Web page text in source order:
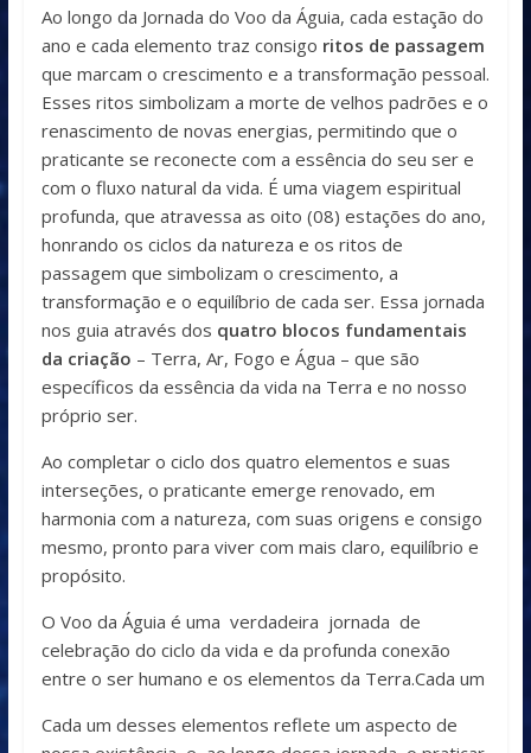
Ao longo da Jornada do Voo da Águia, cada estação do
ano e cada elemento traz consigo ritos de passagem
que marcam o crescimento e a transformação pessoal.
Esses ritos simbolizam a morte de velhos padrões e o
renascimento de novas energias, permitindo que o
praticante se reconecte com a essência do seu ser e
com o fluxo natural da vida. É uma viagem espiritual
profunda, que atravessa as oito (08) estações do ano,
honrando os ciclos da natureza e os ritos de
passagem que simbolizam o crescimento, a
transformação e o equilíbrio de cada ser. Essa jornada
nos guia através dos quatro blocos fundamentais
da criação – Terra, Ar, Fogo e Água – que são
específicos da essência da vida na Terra e no nosso
próprio ser.
Ao completar o ciclo dos quatro elementos e suas
interseções, o praticante emerge renovado, em
harmonia com a natureza, com suas origens e consigo
mesmo, pronto para viver com mais claro, equilíbrio e
propósito.
O Voo da Águia é uma verdadeira jornada de
celebração do ciclo da vida e da profunda conexão
entre o ser humano e os elementos da Terra.Cada um
Cada um desses elementos reflete um aspecto de